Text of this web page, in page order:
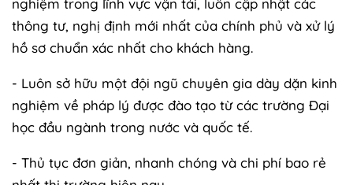
nghiệm trong lĩnh vực vận tải, luôn cập nhật các
thông tư, nghị định mới nhất của chính phủ và xử lý
hồ sơ chuẩn xác nhất cho khách hàng.
- Luôn sở hữu một đội ngũ chuyên gia dày dặn kinh
nghiệm về pháp lý được đào tạo từ các trường Đại
học đầu ngành trong nước và quốc tế.
- Thủ tục đơn giản, nhanh chóng và chi phí bao rẻ